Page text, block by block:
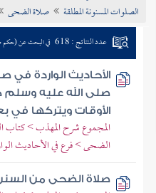
الصلوات المسنونة المطلقة
صلاة الضحى
عدد النتائج : 618 في البحث عن
الأحاديث الواردة في
صلى الله عليه
الأوقات ويتركها في
المجموع شرح المهذب > كتاب
الضحى > فرع في الأحاديث
صلاة الضحى من السنن